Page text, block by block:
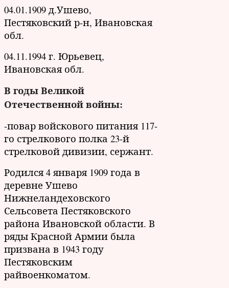
04.01.1909 д.Ушево,
Пестяковский р-н, Ивановская
обл.
04.11.1994 г. Юрьевец,
Ивановская обл.
В годы Великой
Отечественной войны:
-повар войскового питания 117-
го стрелкового полка 23-й
стрелковой дивизии, сержант.
Родился 4 января 1909 года в
деревне Ушево
Нижнеландеховского
Сельсовета Пестяковского
района Ивановской области. В
ряды Красной Армии была
призвана в 1943 году
Пестяковским
райвоенкоматом.